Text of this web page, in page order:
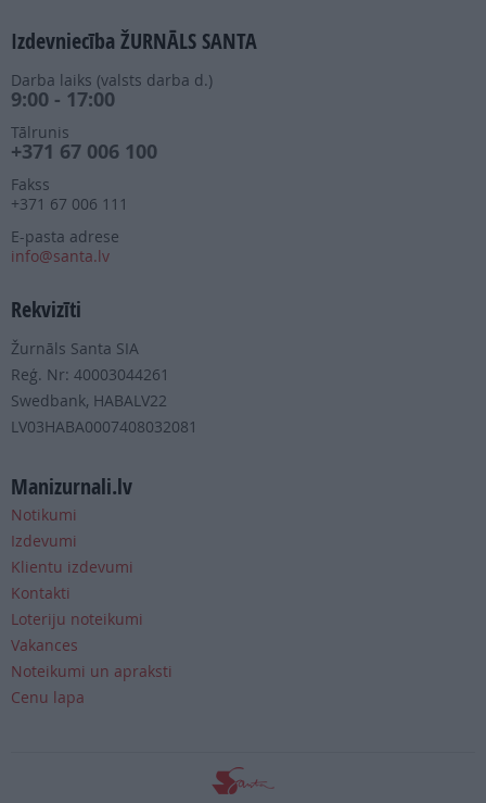
Izdevniecība ŽURNĀLS SANTA
Darba laiks (valsts darba d.)
9:00 - 17:00
Tālrunis
+371 67 006 100
Fakss
+371 67 006 111
E-pasta adrese
info@santa.lv
Rekvizīti
Žurnāls Santa SIA
Reģ. Nr: 40003044261
Swedbank, HABALV22
LV03HABA0007408032081
Manizurnali.lv
Notikumi
Izdevumi
Klientu izdevumi
Kontakti
Loteriju noteikumi
Vakances
Noteikumi un apraksti
Cenu lapa